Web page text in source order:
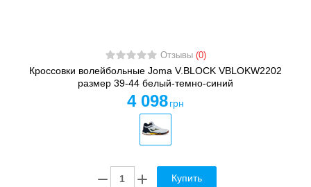
Отзывы (0)
Кроссовки волейбольные Joma V.BLOCK VBLOKW2202
размер 39-44 белый-темно-синий
4 098 грн
Купить